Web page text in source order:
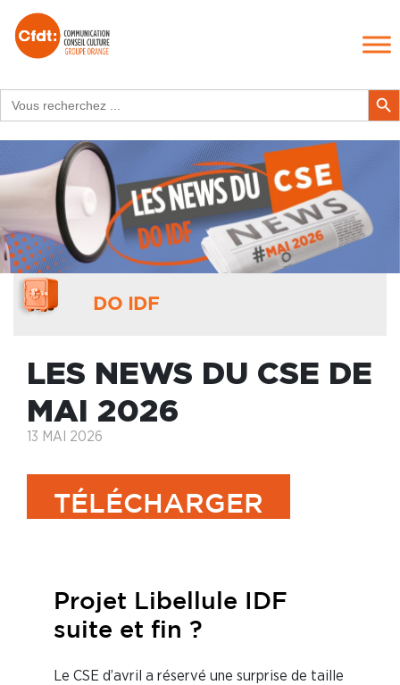
for:
Search
DO IDF
LES NEWS DU CSE DE
MAI 2026
13 MAI 2026
TÉLÉCHARGER
Projet Libellule IDF
suite et fin ?
Le CSE d’avril a réservé une surprise de taille